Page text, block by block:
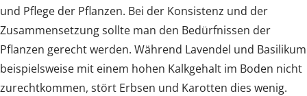
und Pflege der Pflanzen. Bei der Konsistenz und der
Zusammensetzung sollte man den Bedürfnissen der
Pflanzen gerecht werden. Während Lavendel und Basilikum
beispielsweise mit einem hohen Kalkgehalt im Boden nicht
zurechtkommen, stört Erbsen und Karotten dies wenig.